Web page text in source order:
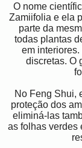
O nome
Zamiifolia e ela
parte da
todas plantas
em
discretas. O
No Feng Shui,
proteção dos
eliminá-las
as folhas verdes